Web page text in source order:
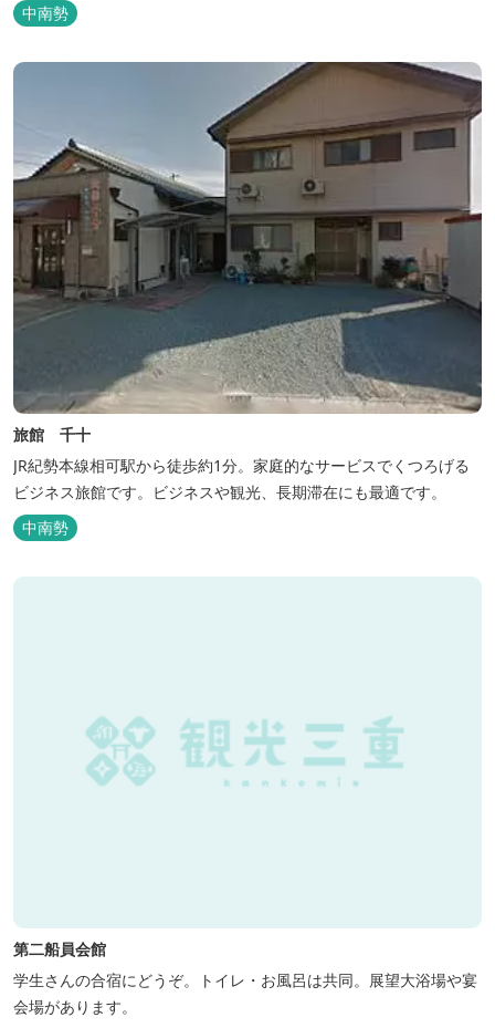
中南勢
旅館 千十
JR紀勢本線相可駅から徒歩約1分。家庭的なサービスでくつろげる
ビジネス旅館です。ビジネスや観光、長期滞在にも最適です。
中南勢
第二船員会館
学生さんの合宿にどうぞ。トイレ・お風呂は共同。展望大浴場や宴
会場があります。